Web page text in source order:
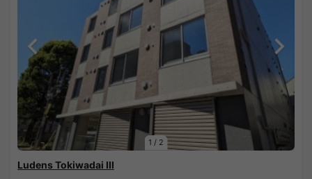
1 / 2
Ludens Tokiwadai III